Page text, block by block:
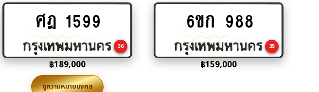
Add
to
ศฎ 1599
36
฿189,000
ดูความหมายมงคล
Add
to
6ขก 988
35
฿159,000